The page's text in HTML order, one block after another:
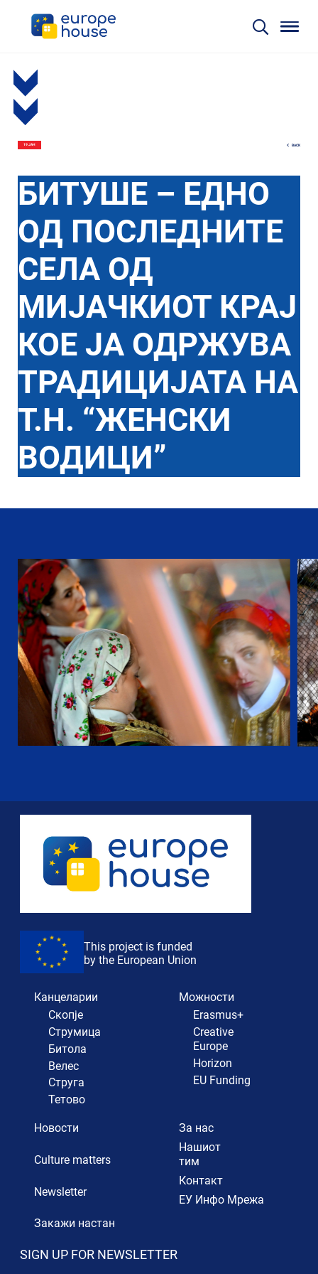
19 ЈАН BACK
БИТУШЕ – ЕДНО
ОД ПОСЛЕДНИТЕ
СЕЛА ОД
МИЈАЧКИОТ КРАЈ
КОЕ ЈА ОДРЖУВА
ТРАДИЦИЈАТА НА
Т.Н. “ЖЕНСКИ
ВОДИЦИ”
This project is funded
by the European Union
Канцеларии
Скопје
Струмица
Битола
Велес
Струга
Тетово
Можности
Erasmus+
Creative
Europe
Horizon
EU Funding
Новости
Culture matters
Newsletter
Закажи настан
За нас
Нашиот
тим
Контакт
ЕУ Инфо Мрежа
SIGN UP FOR NEWSLETTER